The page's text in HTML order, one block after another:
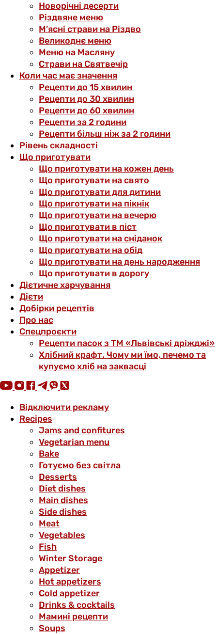
Новорічні десерти
Різдвяне меню
М’ясні страви на Різдво
Великоднє меню
Меню на Масляну
Страви на Святвечір
Коли час має значення
Рецепти до 15 хвилин
Рецепти до 30 хвилин
Рецепти до 60 хвилин
Рецепти за 2 години
Рецепти більш ніж за 2 години
Рівень складності
Що приготувати
Що приготувати на кожен день
Що приготувати на свято
Що приготувати для дитини
Що приготувати на пікнік
Що приготувати на вечерю
Що приготувати в піст
Що приготувати на сніданок
Що приготувати на обід
Що приготувати на день народження
Що приготувати в дорогу
Дієтичне харчування
Дієти
Добірки рецептів
Про нас
Спецпроєкти
Рецепти пасок з ТМ «Львівські дріжджі»
Хлібний крафт. Чому ми їмо, печемо та
купуємо хліб на заквасці
Відключити рекламу
Recipes
Jams and confitures
Vegetarian menu
Bake
Готуємо без світла
Desserts
Diet dishes
Main dishes
Side dishes
Meat
Vegetables
Fish
Winter Storage
Аppetizer
Hot appetizers
Cold appetizer
Drinks & cocktails
Мамині рецепти
Soups